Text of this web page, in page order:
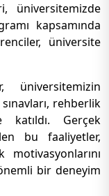
üniversitemizde
kapsamında
üniversite
üniversitemizin
rehberlik
katıldı. Gerçek
bu faaliyetler,
bir deneyim